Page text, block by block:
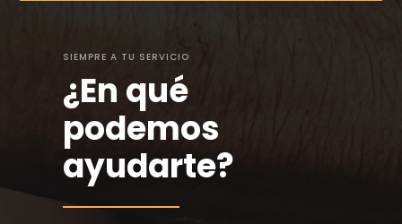
SIEMPRE A TU SERVICIO
¿En qué
podemos
ayudarte?